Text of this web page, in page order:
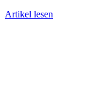
Artikel lesen